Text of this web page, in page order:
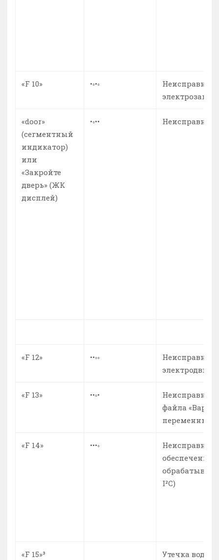
«F 10» •◦•◦
электрозамка
«door»
(сегментный
индикатор)
или
«Закройте
дверь» (ЖК
дисплей)
•◦••
«F 12» ••◦◦
«F 13» ••◦•
файла
переменных
«F 14» •••◦
обеспечения
I²C)
«F 15»³ Утечка воды